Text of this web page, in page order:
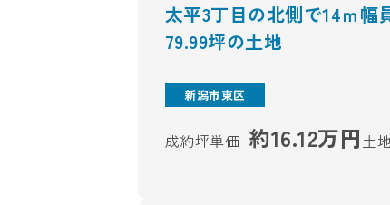
太平3丁目の北側で14ｍ幅
79.99坪の土地
新潟市東区
成約坪単価 約16.12万円 土